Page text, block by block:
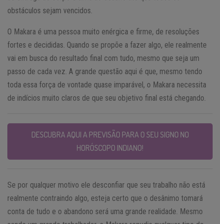
obstáculos sejam vencidos.
O Makara é uma pessoa muito enérgica e firme, de resoluções
fortes e decididas. Quando se propõe a fazer algo, ele realmente
vai em busca do resultado final com tudo, mesmo que seja um
passo de cada vez. A grande questão aqui é que, mesmo tendo
toda essa força de vontade quase imparável, o Makara necessita
de indícios muito claros de que seu objetivo final está chegando.
DESCUBRA AQUI A PREVISÃO PARA O SEU SIGNO NO
HORÓSCOPO INDIANO!
Se por qualquer motivo ele desconfiar que seu trabalho não está
realmente contraindo algo, esteja certo que o desânimo tomará
conta de tudo e o abandono será uma grande realidade. Mesmo